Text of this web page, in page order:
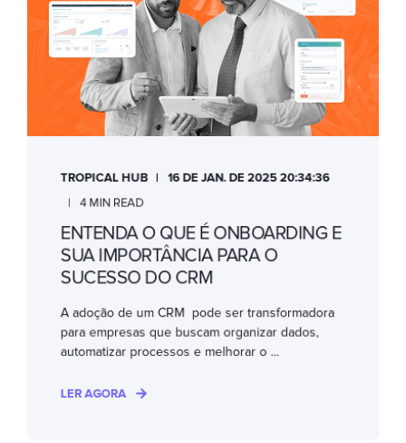
TROPICAL HUB 16 DE JAN. DE 2025 20:34:36
4 MIN READ
ENTENDA O QUE É ONBOARDING E
SUA IMPORTÂNCIA PARA O
SUCESSO DO CRM
A adoção de um CRM pode ser transformadora
para empresas que buscam organizar dados,
automatizar processos e melhorar o ...
LER AGORA